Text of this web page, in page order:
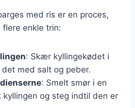
med ris er en proces,
flere enkle trin:
: Skær kyllingekødet i
med salt og peber.
: Smelt smør i en
og steg indtil den er